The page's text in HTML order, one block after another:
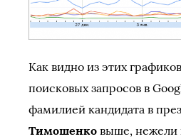
Как видно из этих
поисковых запросов в
фамилией кандидата в
Тимошенко выше, нежели